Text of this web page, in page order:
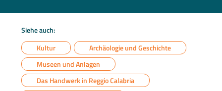
Siehe auch:
Kultur
Archäologie und Geschichte
Museen und Anlagen
Das Handwerk in Reggio Calabria